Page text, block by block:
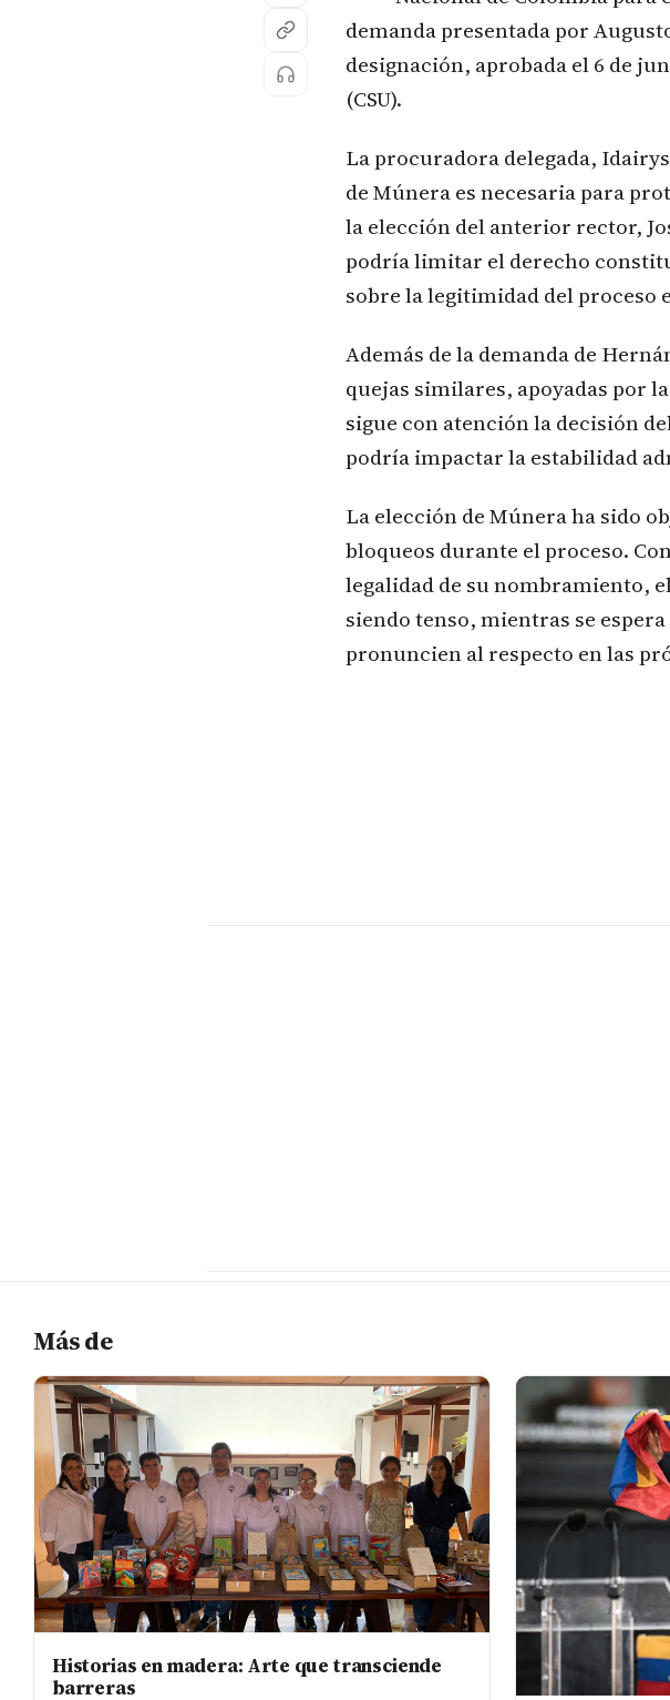
demanda presentada por
designación, aprobada el 6 de
(CSU).
La procuradora delegada,
de Múnera es necesaria para
la elección del anterior rector,
podría limitar el derecho
sobre la legitimidad del proceso
Además de la demanda de
quejas similares, apoyadas por
sigue con atención la decisión
podría impactar la estabilidad
La elección de Múnera ha sido
bloqueos durante el proceso.
legalidad de su nombramiento,
siendo tenso, mientras se
pronuncien al respecto en las
Más de
Historias en madera: Arte que transciende
barreras